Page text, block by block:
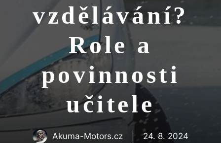
vzdělávání?
Role a
povinnosti
učitele
Akuma-Motors.cz 24. 8. 2024